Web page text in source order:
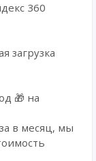
360
загрузка
🎁 на
в месяц, мы